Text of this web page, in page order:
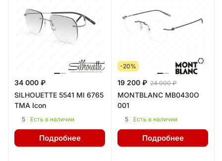
34 000 ₽
SILHOUETTE 5541 MI 6765
TMA Icon
5 Есть в наличии
Подробнее
-20%
19 200 ₽ 24 000 ₽
MONTBLANC MB0430O
001
5 Есть в наличии
Подробнее